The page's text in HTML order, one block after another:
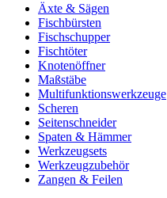
Äxte & Sägen
Fischbürsten
Fischschupper
Fischtöter
Knotenöffner
Maßstäbe
Multifunktionswerkzeuge
Scheren
Seitenschneider
Spaten & Hämmer
Werkzeugsets
Werkzeugzubehör
Zangen & Feilen